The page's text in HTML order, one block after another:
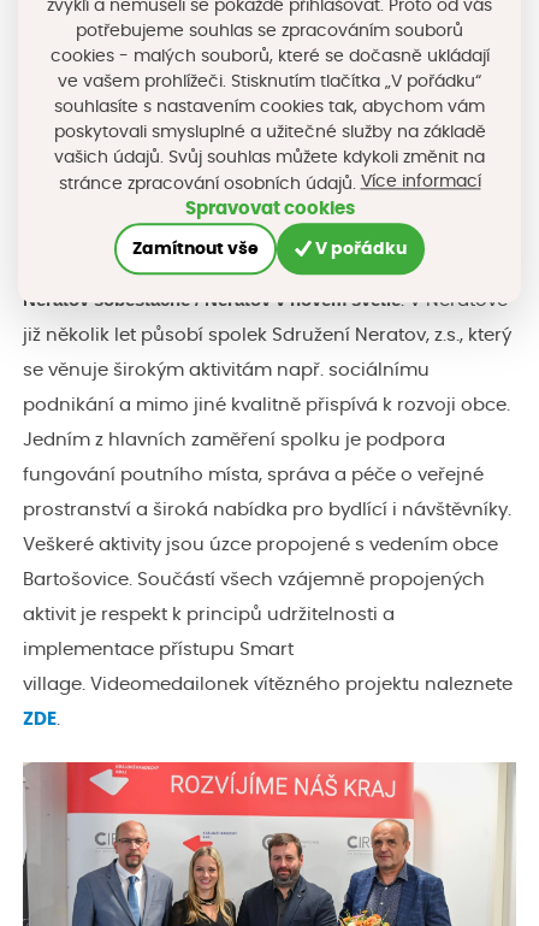
V online hlasování veřejnosti získala nejvíce hlasů
Bartošovice v Orlických horách
s projektem
Neratov soběstačně / Neratov v novém světle.V Neratově
již několik let působí spolek Sdružení Neratov, z.s., který
se věnuje širokým aktivitám např. sociálnímu
podnikání a mimo jiné kvalitně přispívá k rozvoji obce.
Jedním z hlavních zaměření spolku je podpora
fungování poutního místa, správa a péče o veřejné
prostranství a široká nabídka pro bydlící i návštěvníky.
Veškeré aktivity jsou úzce propojené s vedením obce
Bartošovice. Součástí všech vzájemně propojených
aktivit je respekt k principů udržitelnosti a
implementace přístupu Smart
village. Videomedailonek vítězného projektu naleznete
ZDE
zvyklí a nemuseli se pokaždé přihlašovat. Proto od vás
potřebujeme souhlas se zpracováním souborů
cookies - malých souborů, které se dočasně ukládají
ve vašem prohlížeči. Stisknutím tlačítka „V pořádku“
souhlasíte s nastavením cookies tak, abychom vám
poskytovali smysluplné a užitečné služby na základě
vašich údajů. Svůj souhlas můžete kdykoli změnit na
stránce zpracování osobních údajů. Více informací
Spravovat cookies
Zamítnout vše V pořádku